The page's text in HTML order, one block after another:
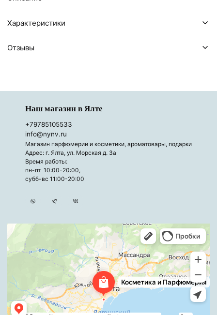
Характеристики
Отзывы
Наш магазин в Ялте
+79785105533
info@nynv.ru
Магазин парфюмерии и косметики, ароматовары, подарки
Адрес: г. Ялта, ул. Морская д. 3а
Время работы:
пн-пт 10:00-20:00,
субб-вс 11:00-20:00